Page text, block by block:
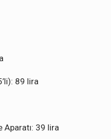
89 lira
39 lira